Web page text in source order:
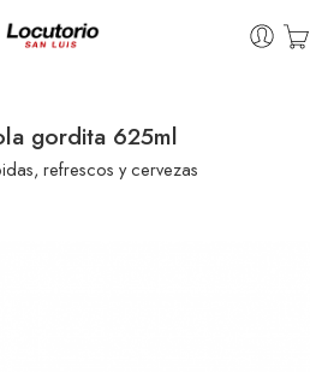
gordita 625ml
refrescos y cervezas